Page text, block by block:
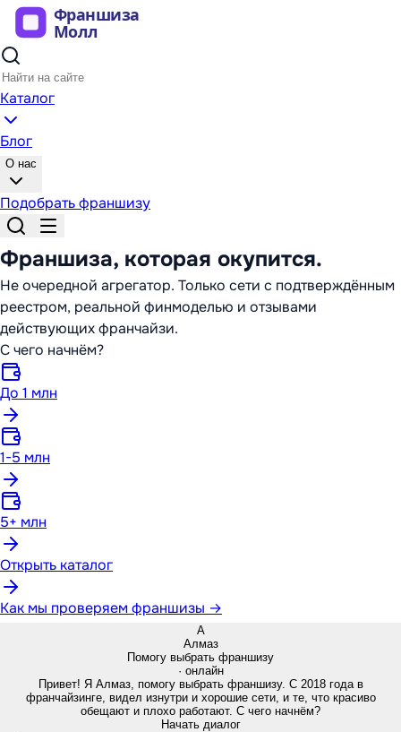
Каталог
Блог
О нас
Подобрать франшизу
Франшиза, которая окупится.
Не очередной агрегатор. Только сети с подтверждённым
реестром, реальной финмоделью и отзывами
действующих франчайзи.
С чего начнём?
До 1 млн
1-5 млн
5+ млн
Открыть каталог
Как мы проверяем франшизы →
А
Алмаз
Помогу выбрать франшизу
· онлайн
Привет! Я Алмаз, помогу выбрать франшизу. С 2018 года в
франчайзинге, видел изнутри и хорошие сети, и те, что красиво
обещают и плохо работают. С чего начнём?
Начать диалог